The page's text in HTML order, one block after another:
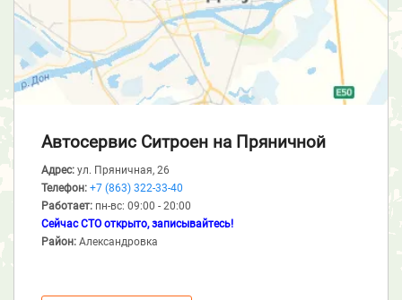
Автосервис Ситроен на Пряничной
Адрес: ул. Пряничная, 26
Телефон: +7 (863) 322-33-40
Работает: пн-вс: 09:00 - 20:00
Сейчас СТО открыто, записывайтесь!
Район: Александровка